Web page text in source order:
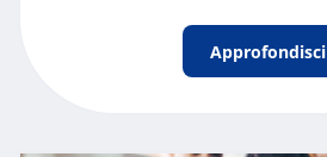
Approfondisci